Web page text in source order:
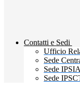
Contatti e Sedi
Ufficio
Sede
Sede
Sede